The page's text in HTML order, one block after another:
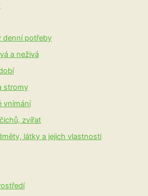
denní potřeby
a neživá
stromy
vnímání
zvířat
látky a jejich vlastnosti